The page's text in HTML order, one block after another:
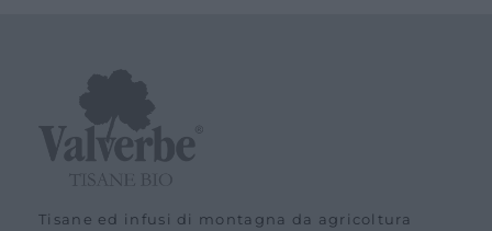
Tisane ed infusi di montagna da agricoltura